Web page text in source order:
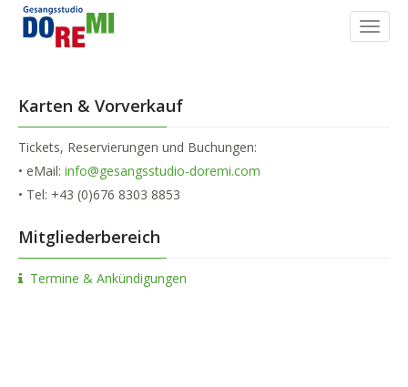
Karten & Vorverkauf
Tickets, Reservierungen und Buchungen:
• eMail: info@gesangsstudio-doremi.com
• Tel: +43 (0)676 8303 8853
Mitgliederbereich
Termine & Ankündigungen